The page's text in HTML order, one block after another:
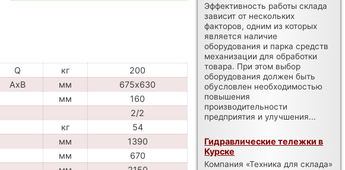
Q кг
200
AxB мм
675х630
мм
160
2/2
кг
54
мм
1390
мм
670
Эффективность работы склада
зависит от нескольких
факторов, одним из которых
является наличие
оборудования и парка средств
механизации для обработки
товара. При этом выбор
оборудования должен быть
обусловлен необходимостью
повышения
производительности
предприятия и улучшения...
Гидравлические тележки в
Курске
Компания «Техника для склада»